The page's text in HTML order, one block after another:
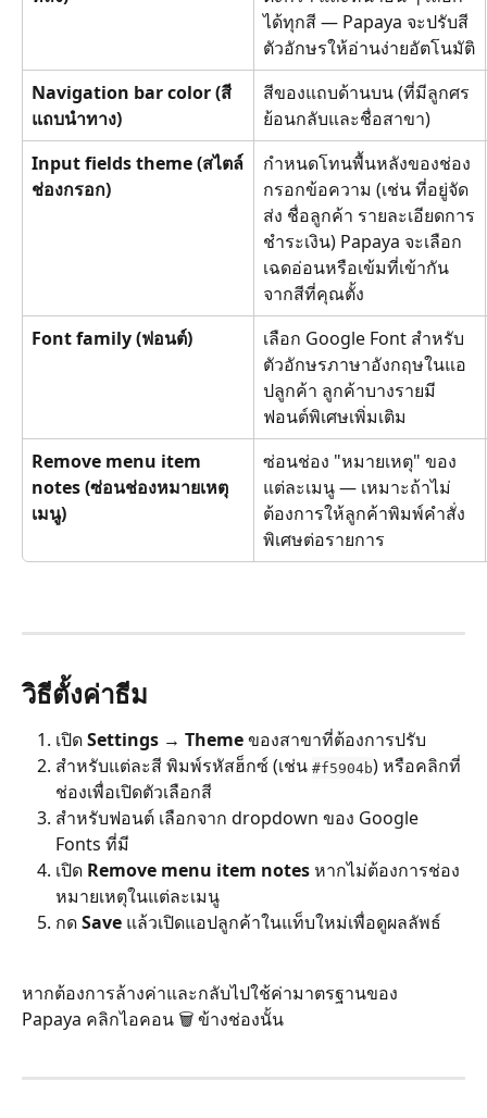
ได้ทุกสี — Papaya จะปรับสี
ตัวอักษรให้อ่านง่ายอัตโนมัติ
Navigation bar color (สี
แถบนำทาง)
สีของแถบด้านบน (ที่มีลูกศร
ย้อนกลับและชื่อสาขา)
Input fields theme (สไตล์
ช่องกรอก)
กำหนดโทนพื้นหลังของช่อง
กรอกข้อความ (เช่น ที่อยู่จัด
ส่ง ชื่อลูกค้า รายละเอียดการ
ชำระเงิน) Papaya จะเลือก
เฉดอ่อนหรือเข้มที่เข้ากัน
จากสีที่คุณตั้ง
Font family (ฟอนต์)
เลือก Google Font สำหรับ
ตัวอักษรภาษาอังกฤษในแอ
ปลูกค้า ลูกค้าบางรายมี
ฟอนต์พิเศษเพิ่มเติม
Remove menu item
notes (ซ่อนช่องหมายเหตุ
เมนู)
ซ่อนช่อง "หมายเหตุ" ของ
แต่ละเมนู — เหมาะถ้าไม่
ต้องการให้ลูกค้าพิมพ์คำสั่ง
พิเศษต่อรายการ
วิธีตั้งค่าธีม
เปิด Settings → Theme ของสาขาที่ต้องการปรับ
สำหรับแต่ละสี พิมพ์รหัสฮ็กซ์ (เช่น #f5904b) หรือคลิกที่
ช่องเพื่อเปิดตัวเลือกสี
สำหรับฟอนต์ เลือกจาก dropdown ของ Google
Fonts ที่มี
เปิด Remove menu item notes หากไม่ต้องการช่อง
หมายเหตุในแต่ละเมนู
กด Save แล้วเปิดแอปลูกค้าในแท็บใหม่เพื่อดูผลลัพธ์
หากต้องการล้างค่าและกลับไปใช้ค่ามาตรฐานของ
Papaya คลิกไอคอน 🗑 ข้างช่องนั้น